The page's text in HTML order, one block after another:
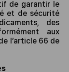
de garantir le
et de sécurité
des
aux
l’article 66 de